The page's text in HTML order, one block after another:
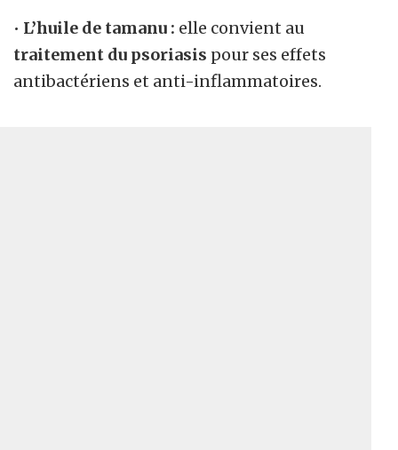
• L’huile de tamanu : elle convient au
traitement du psoriasis pour ses effets
antibactériens et anti-inflammatoires.